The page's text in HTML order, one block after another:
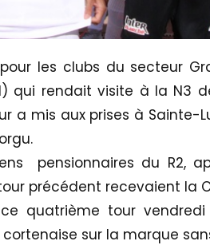
les clubs du secteur
qui rendait visite à la N3
a mis aux prises à Sainte-
pensionnaires du R2,
précédent recevaient la
quatrième tour
cortenaise sur la marque